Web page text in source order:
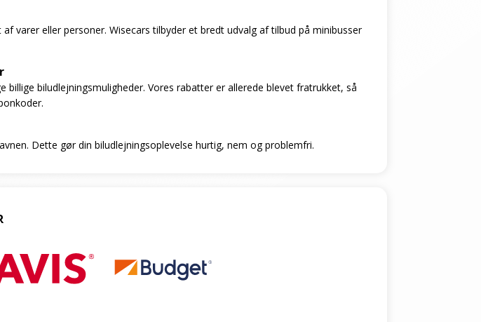
varer eller personer. Wisecars tilbyder et bredt udvalg af tilbud på minibusser
billige biludlejningsmuligheder. Vores rabatter er allerede blevet fratrukket, så
Dette gør din biludlejningsoplevelse hurtig, nem og problemfri.